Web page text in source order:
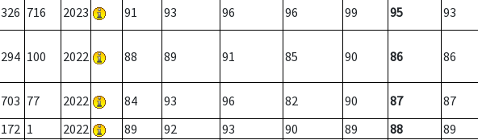
326 716 2023 91 93 96 96 99 95 93
294 100 2022 88 89 91 85 90 86 86
703 77 2022 84 93 96 82 90 87
87
172 1 2022 89 92 93 90 89 88
89